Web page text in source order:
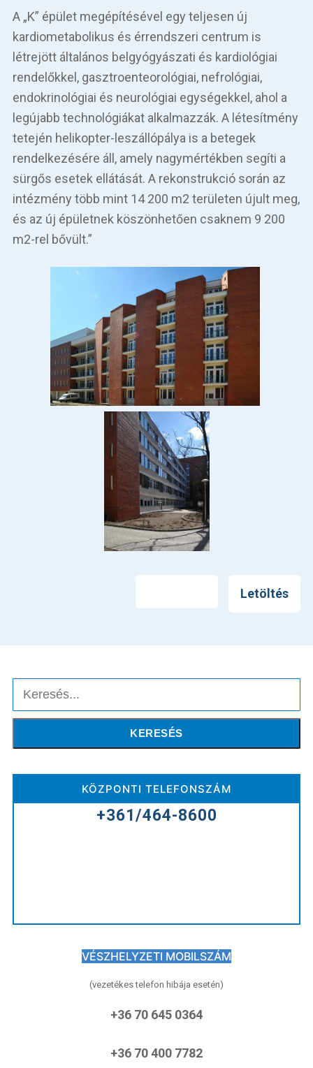
A „K” épület megépítésével egy teljesen új
kardiometabolikus és érrendszeri centrum is
létrejött általános belgyógyászati és kardiológiai
rendelőkkel, gasztroenteorológiai, nefrológiai,
endokrinológiai és neurológiai egységekkel, ahol a
legújabb technológiá­kat alkalmazzák. A létesítmény
tetején helikopter-leszállópálya is a betegek
rendelkezésére áll, amely nagymértékben segíti a
sürgős esetek ellátását. A rekonst­rukció során az
intézmény több mint 14 200 m2 területen újult meg,
és az új épületnek köszönhetően csaknem 9 200
m2-rel bővült.”
Letöltés
Keresés
KERESÉS
KÖZPONTI TELEFONSZÁM
+361/464-8600
VÉSZHELYZETI MOBILSZÁM
(vezetékes telefon hibája esetén)
+36 70 645 0364
+36 70 400 7782